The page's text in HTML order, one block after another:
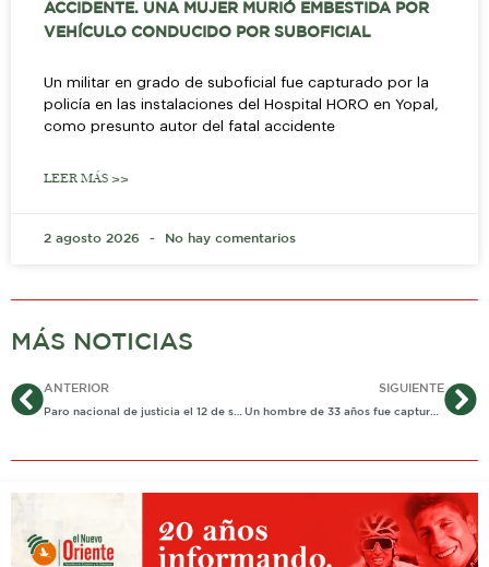
ACCIDENTE. UNA MUJER MURIÓ EMBESTIDA POR
VEHÍCULO CONDUCIDO POR SUBOFICIAL
Un militar en grado de suboficial fue capturado por la
policía en las instalaciones del Hospital HORO en Yopal,
como presunto autor del fatal accidente
LEER MÁS >>
2 agosto 2026 No hay comentarios
MÁS NOTICIAS
AntANTERIOR
Paro nacional de justicia el 12 de septiembre
SIGUIENTE
Un hombre de 33 años fue capturado por homicidio de una mujer en Yopal